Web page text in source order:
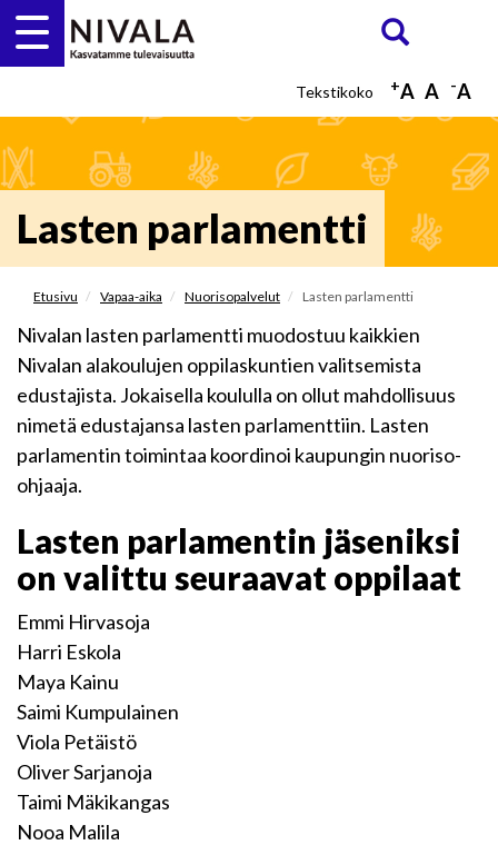
Hyppää
pääsisältöön
ETSI
-A
A
+A
Lasten parlamentti
Etusivu Vapaa-aika Nuorisopalvelut Lasten parlamentti
Nivalan lasten parlamentti muodostuu kaikkien
Nivalan alakoulujen oppilaskuntien valitsemista
edustajista. Jokaisella koululla on ollut mahdollisuus
nimetä edustajansa lasten parlamenttiin. Lasten
parlamentin toimintaa koordinoi kaupungin nuoriso-
ohjaaja.
Lasten parlamentin jäseniksi
on valittu seuraavat oppilaat
Emmi Hirvasoja
Harri Eskola
Maya Kainu
Saimi Kumpulainen
Viola Petäistö
Oliver Sarjanoja
Taimi Mäkikangas
Nooa Malila